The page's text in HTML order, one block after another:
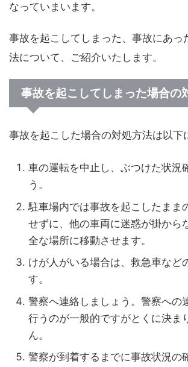
なっていまいます。
事故を起こしてしまった、事故にあっ
法について、ご紹介いたします。
事故を起こしてしまった場合の
事故を起こした場合の対処方法は以下
車の運転を中止し、ぶつけた状況
う。
駐車場内では事故を起こしたまま
せずに、他の車両に迷惑が掛から
全な場所に移動させます。
けが人がいる場合は、救急車など
す。
警察へ連絡しましょう。警察への
行うのが一般的ですがとくに決ま
ん。
警察が到着するまでに事故状況の